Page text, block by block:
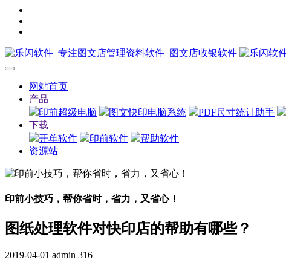
网站首页
产品
印前超级电脑
图文快印电脑系统 PDF尺寸统计助手
下载
开单软件
印前软件
帮助软件
资源站
印前小技巧，帮你省时，省力，又省心！
图纸处理软件对快印店的帮助有哪些？
2019-04-01 admin 316